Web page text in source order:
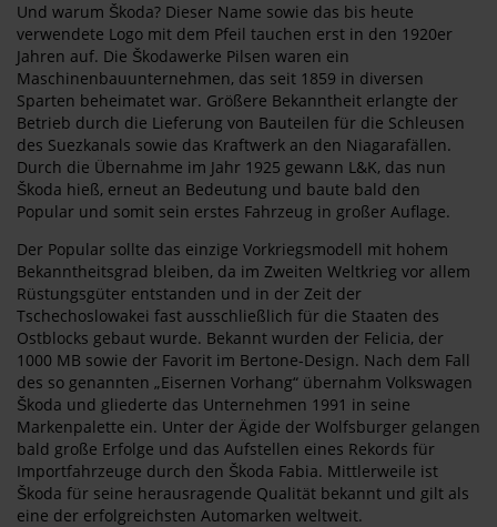
Und warum Škoda? Dieser Name sowie das bis heute
verwendete Logo mit dem Pfeil tauchen erst in den 1920er
Jahren auf. Die Škodawerke Pilsen waren ein
Maschinenbauunternehmen, das seit 1859 in diversen
Sparten beheimatet war. Größere Bekanntheit erlangte der
Betrieb durch die Lieferung von Bauteilen für die Schleusen
des Suezkanals sowie das Kraftwerk an den Niagarafällen.
Durch die Übernahme im Jahr 1925 gewann L&K, das nun
Škoda hieß, erneut an Bedeutung und baute bald den
Popular und somit sein erstes Fahrzeug in großer Auflage.
Der Popular sollte das einzige Vorkriegsmodell mit hohem
Bekanntheitsgrad bleiben, da im Zweiten Weltkrieg vor allem
Rüstungsgüter entstanden und in der Zeit der
Tschechoslowakei fast ausschließlich für die Staaten des
Ostblocks gebaut wurde. Bekannt wurden der Felicia, der
1000 MB sowie der Favorit im Bertone-Design. Nach dem Fall
des so genannten „Eisernen Vorhang“ übernahm Volkswagen
Škoda und gliederte das Unternehmen 1991 in seine
Markenpalette ein. Unter der Ägide der Wolfsburger gelangen
bald große Erfolge und das Aufstellen eines Rekords für
Importfahrzeuge durch den Škoda Fabia. Mittlerweile ist
Škoda für seine herausragende Qualität bekannt und gilt als
eine der erfolgreichsten Automarken weltweit.